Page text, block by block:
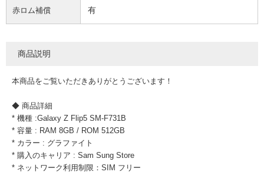
赤ロム補償 有
商品説明
本商品をご覧いただきありがとうございます！
◆ 商品詳細
* 機種 :Galaxy Z Flip5 SM-F731B
* 容量 : RAM 8GB / ROM 512GB
* カラー : グラファイト
* 購入のキャリア : Sam Sung Store
* ネットワーク利用制限：SIM フリー